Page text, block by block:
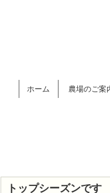
ホーム 農場のご案
トップシーズンです